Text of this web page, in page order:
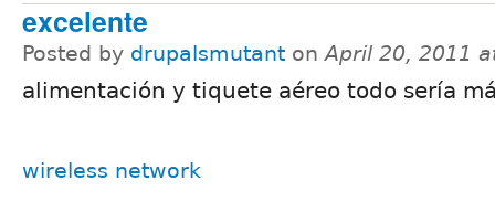
excelente
Posted by drupalsmutant onApril 20, 2011
alimentación y tiquete aéreo todo sería
wireless network